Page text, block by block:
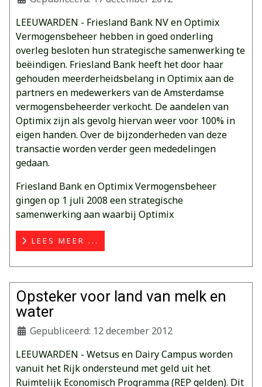
LEEUWARDEN - Friesland Bank NV en Optimix
Vermogensbeheer hebben in goed onderling
overleg besloten hun strategische samenwerking te
beëindigen. Friesland Bank heeft het door haar
gehouden meerderheidsbelang in Optimix aan de
partners en medewerkers van de Amsterdamse
vermogensbeheerder verkocht. De aandelen van
Optimix zijn als gevolg hiervan weer voor 100% in
eigen handen. Over de bijzonderheden van deze
transactie worden verder geen mededelingen
gedaan.
Friesland Bank en Optimix Vermogensbeheer
gingen op 1 juli 2008 een strategische
samenwerking aan waarbij Optimix
LEES MEER ...
Opsteker voor land van melk en
water
Gepubliceerd: 12 december 2012
LEEUWARDEN - Wetsus en Dairy Campus worden
vanuit het Rijk ondersteund met geld uit het
Ruimtelijk Economisch Programma (REP gelden). Dit